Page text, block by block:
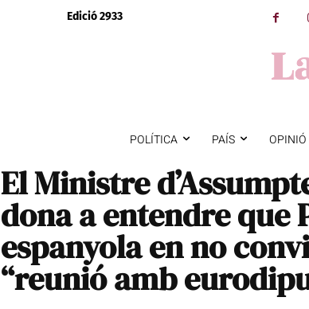
Edició 2933
POLÍTICA PAÍS OPINIÓ
El Ministre
dona a entendre que
espanyola en no
“reunió amb